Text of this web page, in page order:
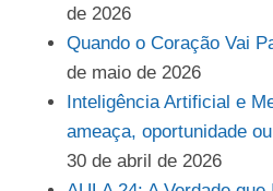
de 2026
Quando o Coração Vai
de maio de 2026
Inteligência Artificial e
ameaça, oportunidade
30 de abril de 2026